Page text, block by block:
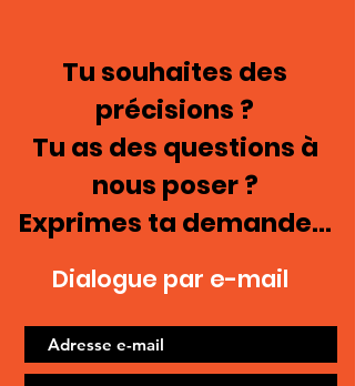
Tu souhaites des
précisions ?
Tu as des questions à
nous poser ?
Exprimes ta demande...
Dialogue par e-mail